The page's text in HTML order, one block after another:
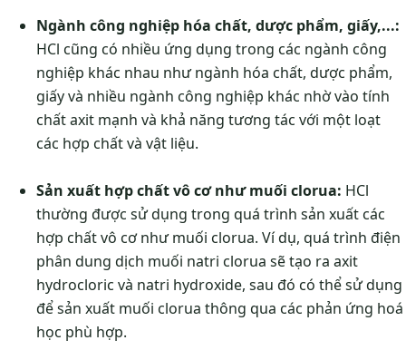
Ngành công nghiệp hóa chất, dược phẩm, giấy,...:
HCl cũng có nhiều ứng dụng trong các ngành công
nghiệp khác nhau như ngành hóa chất, dược phẩm,
giấy và nhiều ngành công nghiệp khác nhờ vào tính
chất axit mạnh và khả năng tương tác với một loạt
các hợp chất và vật liệu.
Sản xuất hợp chất vô cơ như muối clorua: HCl
thường được sử dụng trong quá trình sản xuất các
hợp chất vô cơ như muối clorua. Ví dụ, quá trình điện
phân dung dịch muối natri clorua sẽ tạo ra axit
hydrocloric và natri hydroxide, sau đó có thể sử dụng
để sản xuất muối clorua thông qua các phản ứng hoá
học phù hợp.